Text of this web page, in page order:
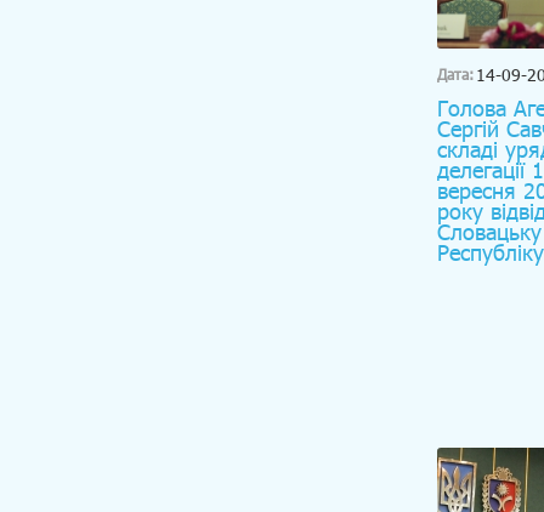
Дата:14-09-
Голова
Сергій
складі
делегації
вересня
року
Словацьку
Республіку